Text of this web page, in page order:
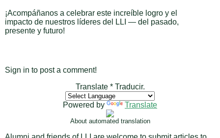
¡Acompáñanos a celebrar este increíble logro y el
impacto de nuestros líderes del LLI — del pasado,
presente y futuro!
Sign in to post a comment!
Translate * Traducir.
Powered by Translate
About automated translation